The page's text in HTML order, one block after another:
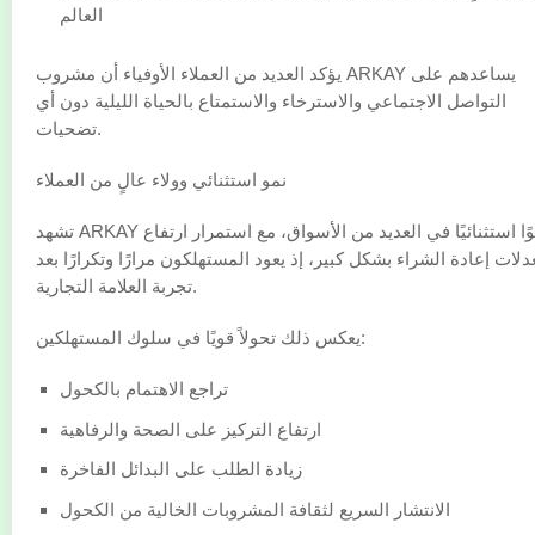
العالم
يؤكد العديد من العملاء الأوفياء أن مشروب ARKAY يساعدهم على
التواصل الاجتماعي والاسترخاء والاستمتاع بالحياة الليلية دون أي
تضحيات.
نمو استثنائي وولاء عالٍ من العملاء
تشهد ARKAY نموًا استثنائيًا في العديد من الأسواق، مع استمرار ارتفاع
إعادة الشراء بشكل كبير، إذ يعود المستهلكون مرارًا وتكرارًا بعد
تجربة العلامة التجارية.
يعكس ذلك تحولاً قويًا في سلوك المستهلكين:
تراجع الاهتمام بالكحول
ارتفاع التركيز على الصحة والرفاهية
زيادة الطلب على البدائل الفاخرة
الانتشار السريع لثقافة المشروبات الخالية من الكحول